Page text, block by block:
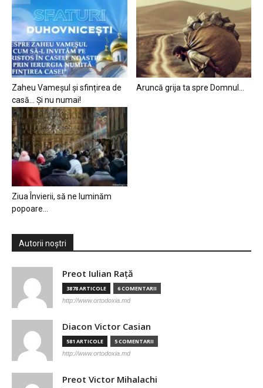
Zaheu Vameșul și sfințirea de
casă… Și nu numai!
Aruncă grija ta spre Domnul…
Ziua Învierii, să ne luminăm
popoare…
Autorii noștri
Preot Iulian Raţă
3878 ARTICOLE 6 COMENTARII
http://www.ortodoxia.md
Diacon Victor Casian
581 ARTICOLE 5 COMENTARII
http://www.ortodoxia.md
Preot Victor Mihalachi